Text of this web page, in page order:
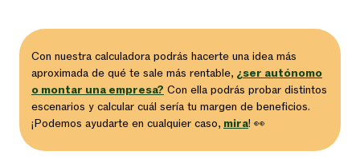
Con nuestra calculadora podrás hacerte una idea más
aproximada de qué te sale más rentable, ¿ser autónomo
o montar una empresa? Con ella podrás probar distintos
escenarios y calcular cuál sería tu margen de beneficios.
¡Podemos ayudarte en cualquier caso, mira! 👀